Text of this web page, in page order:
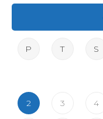
P T S
2 3 4